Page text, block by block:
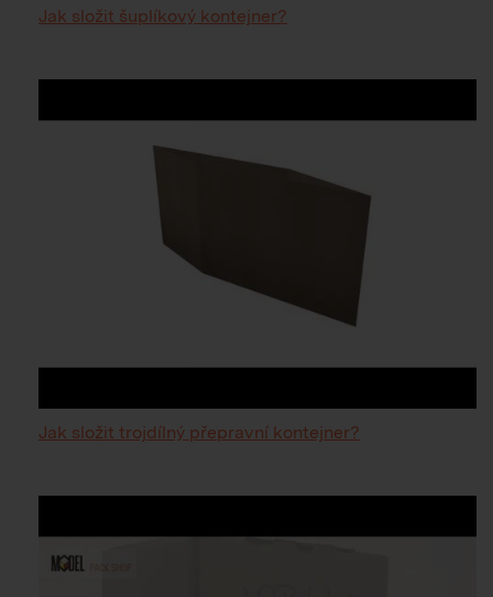
Jak složit šuplíkový kontejner?
Jak složit trojdílný přepravní kontejner?